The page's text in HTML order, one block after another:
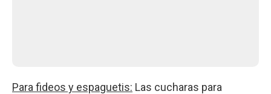
Para fideos y espaguetis: Las cucharas para